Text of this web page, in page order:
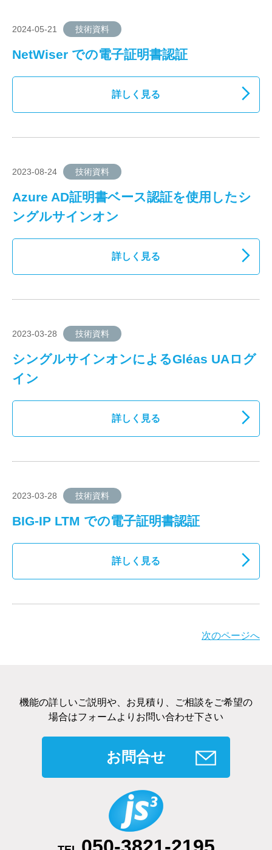
2024-05-21 技術資料
NetWiser での電子証明書認証
詳しく見る
2023-08-24 技術資料
Azure AD証明書ベース認証を使用したシ
ングルサインオン
詳しく見る
2023-03-28 技術資料
シングルサインオンによるGléas UAログ
イン
詳しく見る
2023-03-28 技術資料
BIG-IP LTM での電子証明書認証
詳しく見る
次のページへ
機能の詳しいご説明や、お見積り、ご相談をご希望の
場合はフォームよりお問い合わせ下さい
お問合せ